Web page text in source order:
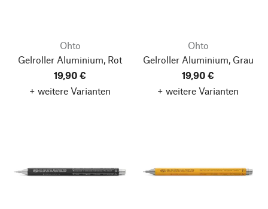
Ohto
Gelroller Aluminium, Rot
19,90 €
+ weitere Varianten
Ohto
Gelroller Aluminium, Grau
19,90 €
+ weitere Varianten